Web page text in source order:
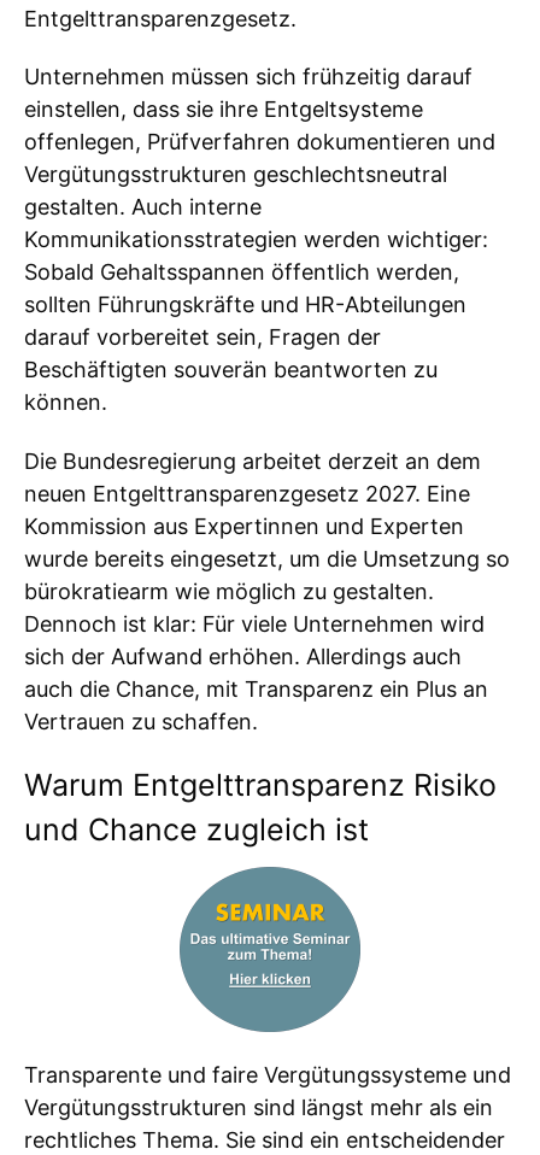
Entgelttransparenzgesetz.
Unternehmen müssen sich frühzeitig darauf
einstellen, dass sie ihre Entgeltsysteme
offenlegen, Prüfverfahren dokumentieren und
Vergütungsstrukturen geschlechtsneutral
gestalten. Auch interne
Kommunikationsstrategien werden wichtiger:
Sobald Gehaltsspannen öffentlich werden,
sollten Führungskräfte und HR-Abteilungen
darauf vorbereitet sein, Fragen der
Beschäftigten souverän beantworten zu
können.
Die Bundesregierung arbeitet derzeit an dem
neuen Entgelttransparenzgesetz 2027. Eine
Kommission aus Expertinnen und Experten
wurde bereits eingesetzt, um die Umsetzung so
bürokratiearm wie möglich zu gestalten.
Dennoch ist klar: Für viele Unternehmen wird
sich der Aufwand erhöhen. Allerdings auch
auch die Chance, mit Transparenz ein Plus an
Vertrauen zu schaffen.
Warum Entgelttransparenz Risiko
und Chance zugleich ist
Transparente und faire Vergütungssysteme und
Vergütungsstrukturen sind längst mehr als ein
rechtliches Thema. Sie sind ein entscheidender